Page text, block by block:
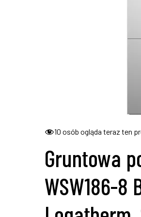
10 osób ogląda teraz ten
Gruntowa
WSW186-8